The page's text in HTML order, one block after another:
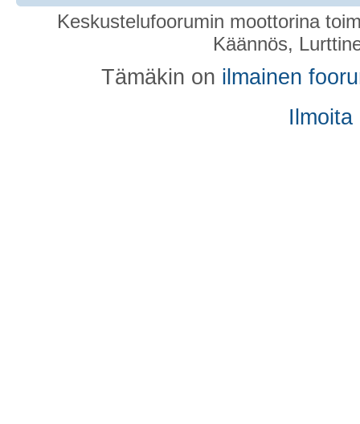
Keskustelufoorumin moottorina
Käännös,
Tämäkin on ilmainen